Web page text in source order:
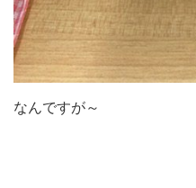
なんですが～